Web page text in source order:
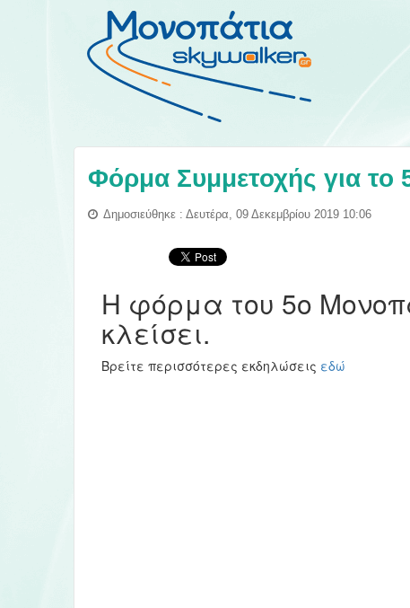
Φόρμα Συμμετοχής για το
Δημοσιεύθηκε : Δευτέρα, 09 Δεκεμβρίου 2019 10:06